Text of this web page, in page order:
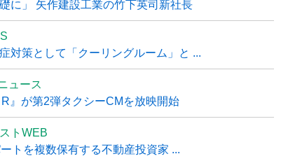
に」 矢作建設工業の竹下英司新社長
対策として「クーリングルーム」と ...
ュース
』が第2弾タクシーCMを放映開始
トWEB
トを複数保有する不動産投資家 ...